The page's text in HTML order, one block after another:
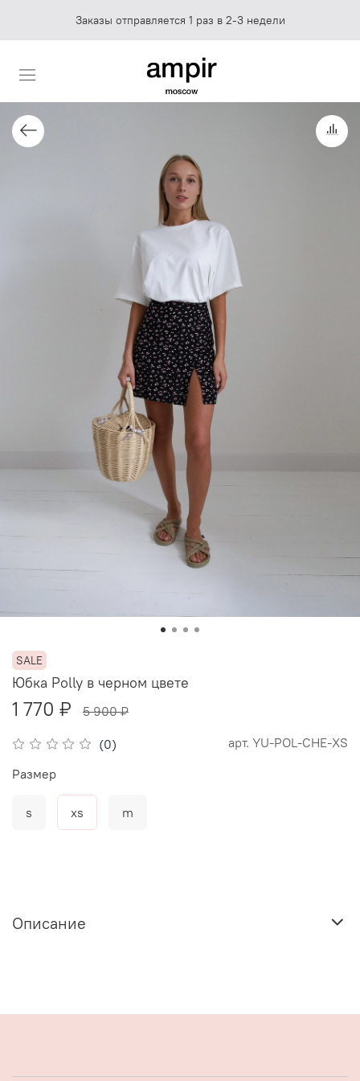
Заказы отправляется 1 раз в 2-3 недели
(0) арт. YU-POL-CHE-XS
Юбка Polly в черном цвете
1 770 ₽ 5 900 ₽
Размер
s xs m
Описание